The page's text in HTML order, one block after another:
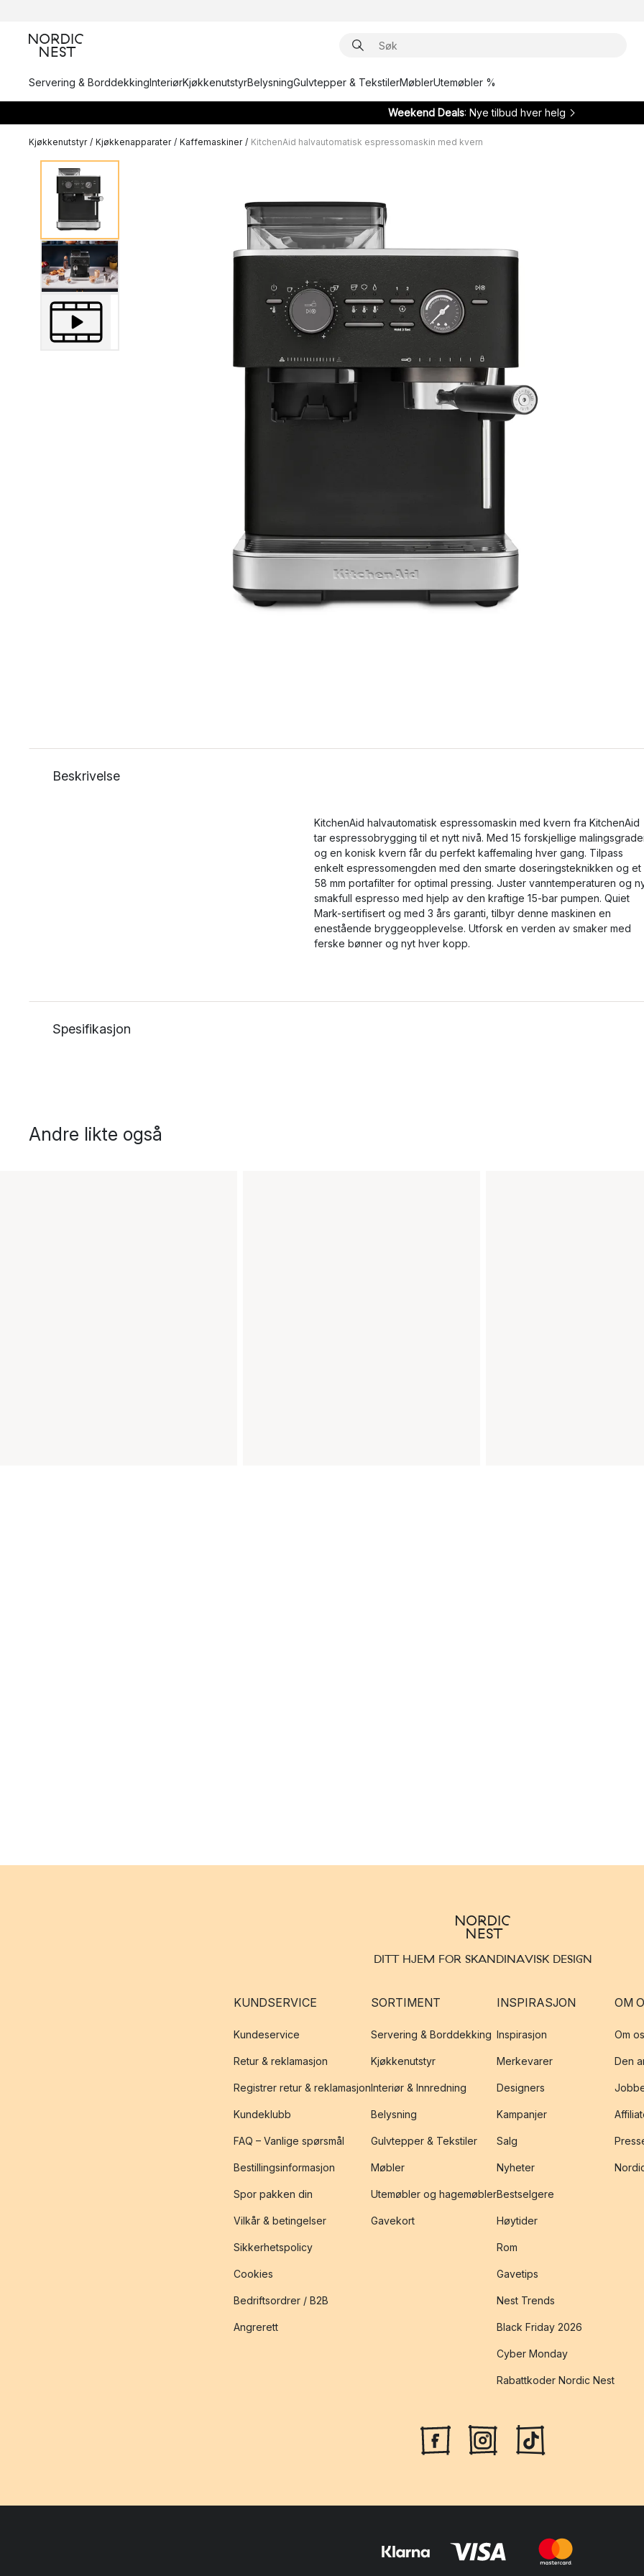
Servering & BorddekkingInteriørKjøkkenutstyrBelysningGulvtepper & TekstilerMøblerUtemøbler %
Weekend Deals: Nye tilbud hver helg
Kjøkkenutstyr / Kjøkkenapparater / Kaffemaskiner / KitchenAid halvautomatisk espressomaskin med kvern
Beskrivelse
KitchenAid halvautomatisk espressomaskin med kvern fra KitchenAid
tar espressobrygging til et nytt nivå. Med 15 forskjellige
og en konisk kvern får du perfekt kaffemaling hver gang. Tilpass
enkelt espressomengden med den smarte doseringsteknikken og et
58 mm portafilter for optimal pressing. Juster vanntemperaturen og
smakfull espresso med hjelp av den kraftige 15-bar pumpen. Quiet
Mark-sertifisert og med 3 års garanti, tilbyr denne maskinen en
enestående bryggeopplevelse. Utforsk en verden av smaker med
ferske bønner og nyt hver kopp.
Spesifikasjon
Andre likte også
DITT HJEM FOR SKANDINAVISK DESIGN
KUNDSERVICE
Kundeservice
Retur & reklamasjon
Registrer retur & reklamasjon
Kundeklubb
FAQ – Vanlige spørsmål
Bestillingsinformasjon
Spor pakken din
Vilkår & betingelser
Sikkerhetspolicy
Cookies
Bedriftsordrer / B2B
Angrerett
SORTIMENT
Servering & Borddekking
Kjøkkenutstyr
Interiør & Innredning
Belysning
Gulvtepper & Tekstiler
Møbler
Utemøbler og hagemøbler
Gavekort
INSPIRASJON
Inspirasjon
Merkevarer
Designers
Kampanjer
Salg
Nyheter
Bestselgere
Høytider
Rom
Gavetips
Nest Trends
Black Friday 2026
Cyber Monday
Rabattkoder Nordic Nest
OM
Om
Den